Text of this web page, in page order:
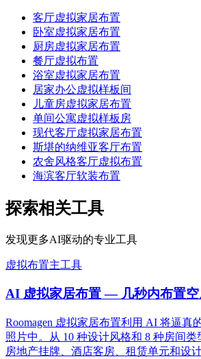
客厅虚拟家居布置
卧室虚拟家居布置
厨房虚拟家居布置
餐厅虚拟布置
浴室虚拟家居布置
居家办公虚拟样板间
儿童房虚拟家居布置
单间公寓虚拟样板房
现代客厅虚拟家居布置
斯堪的纳维亚客厅布置
农舍风格客厅虚拟布置
海滨客厅软装布置
探索相关工具
发现更多AI驱动的专业工具
虚拟布置主工具
AI 虚拟家居布置 — 几秒内布置空
Roomagen 虚拟家居布置利用 AI 将逼真
照片中。从 10 种设计风格和 8 种房间
房地产挂牌、酒店客房、租赁单元和设